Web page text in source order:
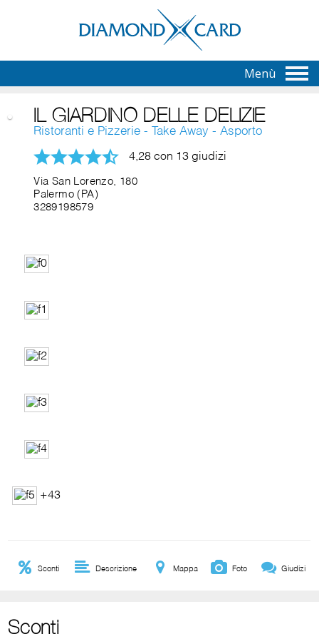
Menù
IL GIARDINO DELLE DELIZIE
Ristoranti e Pizzerie - Take Away - Asporto
4,28 con 13 giudizi
Via San Lorenzo, 180
Palermo (PA)
3289198579
+43
Sconti Descrizione Mappa Foto Giudizi
Sconti